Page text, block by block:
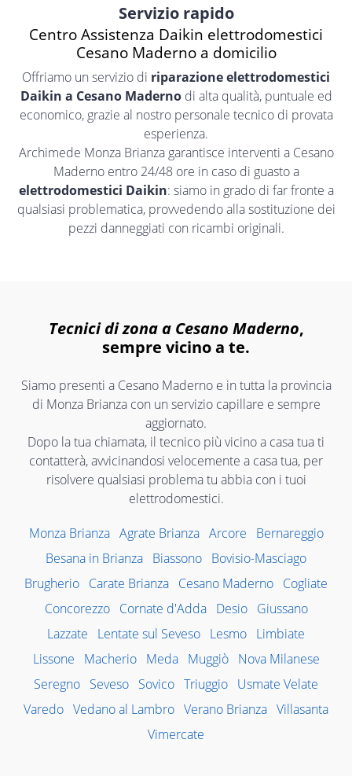
Servizio rapido
Centro Assistenza Daikin elettrodomestici
Cesano Maderno a domicilio
Offriamo un servizio di riparazione elettrodomestici
Daikin a Cesano Madernodi alta qualità, puntuale ed
economico, grazie al nostro personale tecnico di provata
esperienza.
Archimede Monza Brianza garantisce interventi a Cesano
Maderno entro 24/48 ore in caso di guasto a
elettrodomestici Daikin: siamo in grado di far fronte a
qualsiasi problematica, provvedendo alla sostituzione dei
pezzi danneggiati con ricambi originali.
Tecnici di zona a Cesano Maderno,
sempre vicino a te.
Siamo presenti a Cesano Maderno e in tutta la provincia
di Monza Brianza con un servizio capillare e sempre
aggiornato.
Dopo la tua chiamata, il tecnico più vicino a casa tua ti
contatterà, avvicinandosi velocemente a casa tua, per
risolvere qualsiasi problema tu abbia con i tuoi
elettrodomestici.
Monza Brianza Agrate Brianza Arcore
Bernareggio
Besana in Brianza Biassono Bovisio-Masciago
Brugherio Carate Brianza Cesano Maderno Cogliate
Concorezzo
Cornate d'Adda Desio
Giussano
Lazzate
Lentate sul Seveso Lesmo Limbiate
Lissone
Macherio Meda Muggiò
Nova Milanese
Seregno Seveso Sovico Triuggio Usmate Velate
Varedo Vedano al Lambro Verano Brianza Villasanta
Vimercate